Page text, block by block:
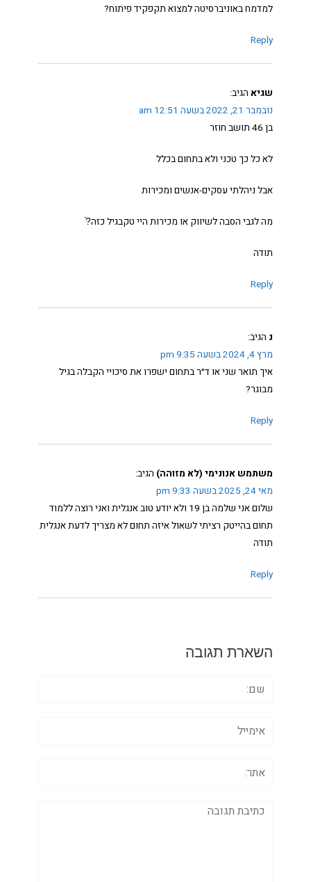
למדמח באוניברסיטה למצוא תקפקיד פיתוח?
Reply
שגיא הגיב:
נובמבר 21, 2022 בשעה 12:51 am
בן 46 תושב חוזר
לא כל כך טכני ולא בתחום בכלל
אבל ניהלתי עסקים-אנשים ומכירות
מה לגבי הסבה לשיווק או מכירות היי טקבגיל כזה?ֿ
תודה
Reply
נ הגיב:
מרץ 4, 2024 בשעה 9:35 pm
איך תואר שני או ד״ר בתחום ישפרו את סיכויי הקבלה בגיל
מבוגר?
Reply
משתמש אנונימי (לא מזוהה) הגיב:
מאי 24, 2025 בשעה 9:33 pm
שלום אני שלמה בן 19 ולא יודע טוב אנגלית ואני רוצה ללמוד
תחום בהייטק רציתי לשאול איזה תחום לא מצריך לדעת אנגלית
תודה
Reply
השארת תגובה
תגובה